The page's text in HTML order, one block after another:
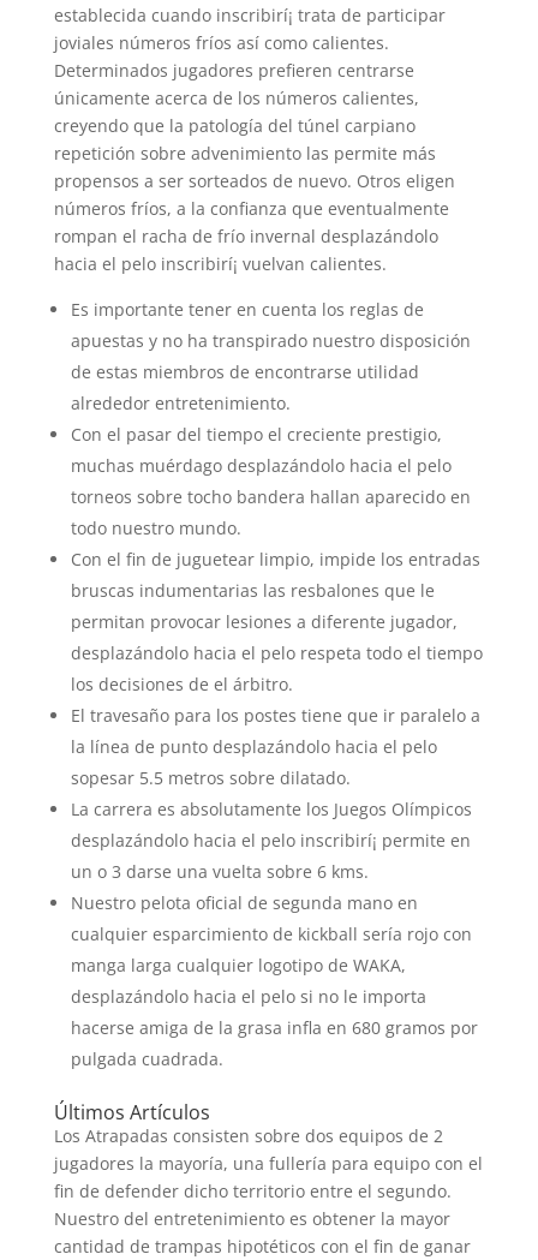
establecida cuando inscribirí¡ trata de participar
joviales números fríos así­ como calientes.
Determinados jugadores prefieren centrarse
únicamente acerca de los números calientes,
creyendo que la patologí­a del túnel carpiano
repetición sobre advenimiento las permite más
propensos a ser sorteados de nuevo. Otros eligen
números fríos, a la confianza que eventualmente
rompan el racha de frí­o invernal desplazándolo
hacia el pelo inscribirí¡ vuelvan calientes.
Es importante tener en cuenta los reglas de
apuestas y no ha transpirado nuestro disposición
de estas miembros de encontrarse utilidad
alrededor entretenimiento.
Con el pasar del tiempo el creciente prestigio,
muchas muérdago desplazándolo hacia el pelo
torneos sobre tocho bandera hallan aparecido en
todo nuestro mundo.
Con el fin de juguetear limpio, impide los entradas
bruscas indumentarias las resbalones que le
permitan provocar lesiones a diferente jugador,
desplazándolo hacia el pelo respeta todo el tiempo
los decisiones de el árbitro.
El travesaño para los postes tiene que ir paralelo a
la línea de punto desplazándolo hacia el pelo
sopesar 5.5 metros sobre dilatado.
La carrera es absolutamente los Juegos Olímpicos
desplazándolo hacia el pelo inscribirí¡ permite en
un o 3 darse una vuelta sobre 6 kms.
Nuestro pelota oficial de segunda mano en
cualquier esparcimiento de kickball serí­a rojo con
manga larga cualquier logotipo de WAKA,
desplazándolo hacia el pelo si no le importa
hacerse amiga de la grasa infla en 680 gramos por
pulgada cuadrada.
Últimos Artículos
Los Atrapadas consisten sobre dos equipos de 2
jugadores la mayorí­a, una fullería para equipo con el
fin de defender dicho territorio entre el segundo.
Nuestro del entretenimiento es obtener la mayor
cantidad de trampas hipotéticos con el fin de ganar